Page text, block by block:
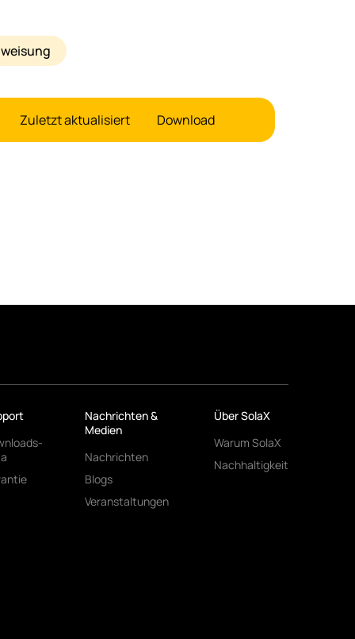
Zuletzt aktualisiert Download
Nachrichten &
Medien
Nachrichten
Blogs
Veranstaltungen
Über SolaX
Warum SolaX
Nachhaltigkeit